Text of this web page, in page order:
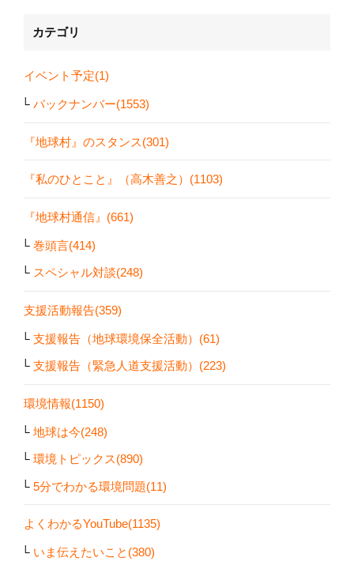
カテゴリ
イベント予定(1)
バックナンバー(1553)
『地球村』のスタンス(301)
『私のひとこと』（高木善之）(1103)
『地球村通信』(661)
巻頭言(414)
スペシャル対談(248)
支援活動報告(359)
支援報告（地球環境保全活動）(61)
支援報告（緊急人道支援活動）(223)
環境情報(1150)
地球は今(248)
環境トピックス(890)
5分でわかる環境問題(11)
よくわかるYouTube(1135)
いま伝えたいこと(380)